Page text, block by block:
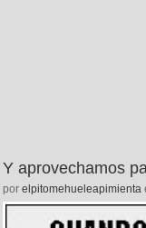
Y aprovechamos
por elpitomehueleapimienta